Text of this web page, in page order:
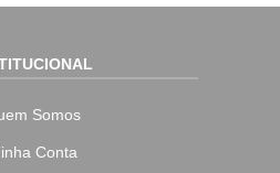
Somos
Conta